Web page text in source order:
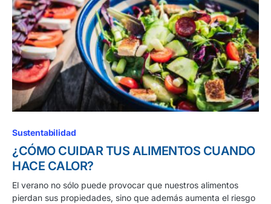
Sustentabilidad
¿CÓMO CUIDAR TUS ALIMENTOS CUANDO
HACE CALOR?
El verano no sólo puede provocar que nuestros alimentos
pierdan sus propiedades, sino que además aumenta el riesgo